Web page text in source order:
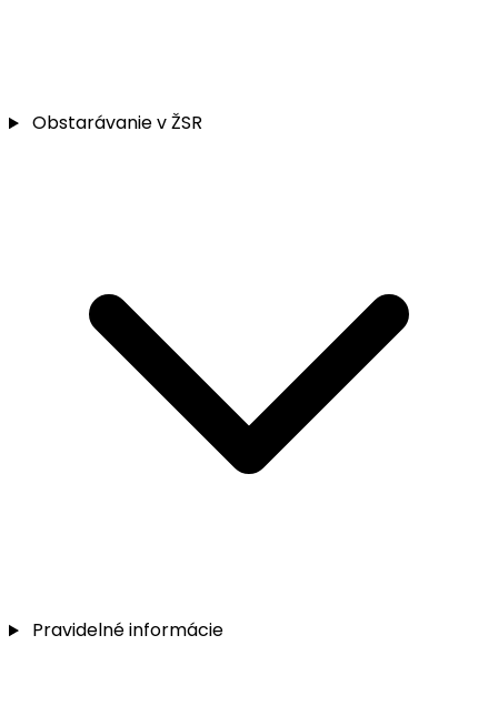
Obstarávanie v ŽSR
Pravidelné informácie